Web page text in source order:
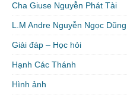
Cha Giuse Nguyễn Phát Tài
L.M Andre Nguyễn Ngọc Dũng
Giải đáp – Học hỏi
Hạnh Các Thánh
Hình ảnh